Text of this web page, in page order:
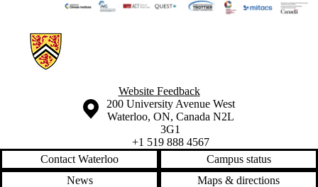
Information about Implementing Community Sustainability and
Website Feedback
Information about the University of Waterloo
Campus map
200 University Avenue West
Waterloo, ON, Canada N2L
3G1
+1 519 888 4567
Contact Waterloo
Campus status
News
Maps & directions